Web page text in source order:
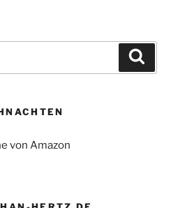
von Amazon